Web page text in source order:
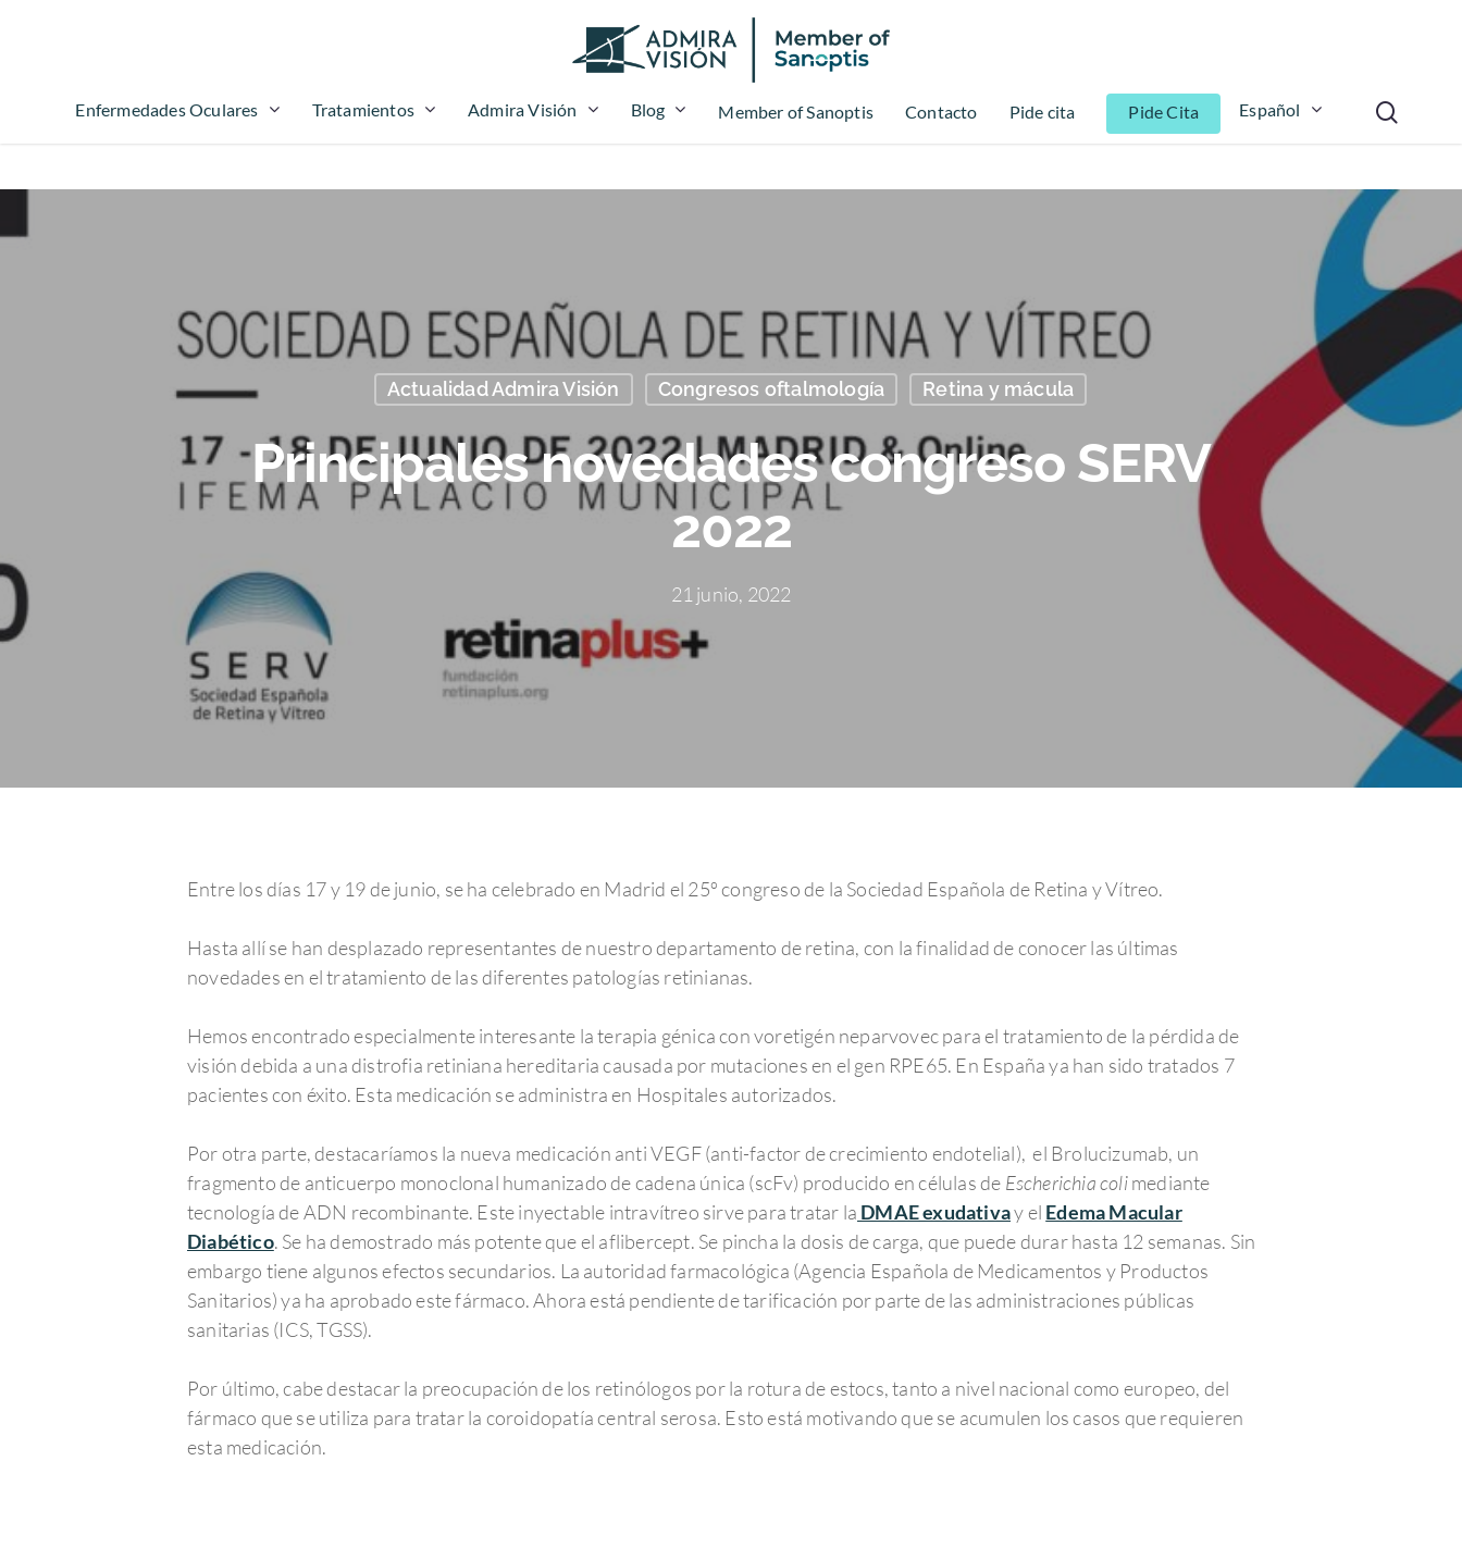
Hit enter to search or ESC to close
Enfermedades Oculares Tratamientos Admira Visión Blog Member of Sanoptis Contacto Pide cita Pide Cita Español
Actualidad Admira Visión Congresos oftalmología Retina y mácula
Principales novedades congreso SERV
2022
21 junio, 2022
Entre los días 17 y 19 de junio, se ha celebrado en Madrid el 25º congreso de la Sociedad Española de Retina y Vítreo.
Hasta allí se han desplazado representantes de nuestro departamento de retina, con la finalidad de conocer las últimas
novedades en el tratamiento de las diferentes patologías retinianas.
Hemos encontrado especialmente interesante la terapia génica con voretigén neparvovec para el tratamiento de la pérdida de
visión debida a una distrofia retiniana hereditaria causada por mutaciones en el gen RPE65. En España ya han sido tratados 7
pacientes con éxito. Esta medicación se administra en Hospitales autorizados.
Por otra parte, destacaríamos la nueva medicación anti VEGF (anti-factor de crecimiento endotelial), el Brolucizumab, un
fragmento de anticuerpo monoclonal humanizado de cadena única (scFv) producido en células de Escherichia colimediante
tecnología de ADN recombinante. Este inyectable intravítreo sirve para tratar la DMAE exudativay el Edema Macular
Diabético. Se ha demostrado más potente que el aflibercept. Se pincha la dosis de carga, que puede durar hasta 12 semanas. Sin
embargo tiene algunos efectos secundarios. La autoridad farmacológica (Agencia Española de Medicamentos y Productos
Sanitarios) ya ha aprobado este fármaco. Ahora está pendiente de tarificación por parte de las administraciones públicas
sanitarias (ICS, TGSS).
Por último, cabe destacar la preocupación de los retinólogos por la rotura de estocs, tanto a nivel nacional como europeo, del
fármaco que se utiliza para tratar la coroidopatía central serosa. Esto está motivando que se acumulen los casos que requieren
esta medicación.